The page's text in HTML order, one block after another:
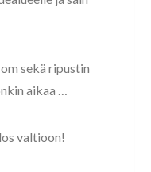
sekä ripustin
aikaa …
valtioon!